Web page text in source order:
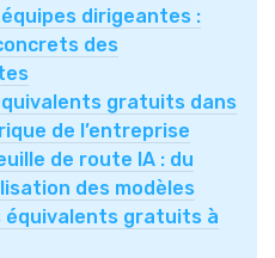
dirigeantes :
des
gratuits dans
de l’entreprise
de route IA : du
des modèles
équivalents gratuits à